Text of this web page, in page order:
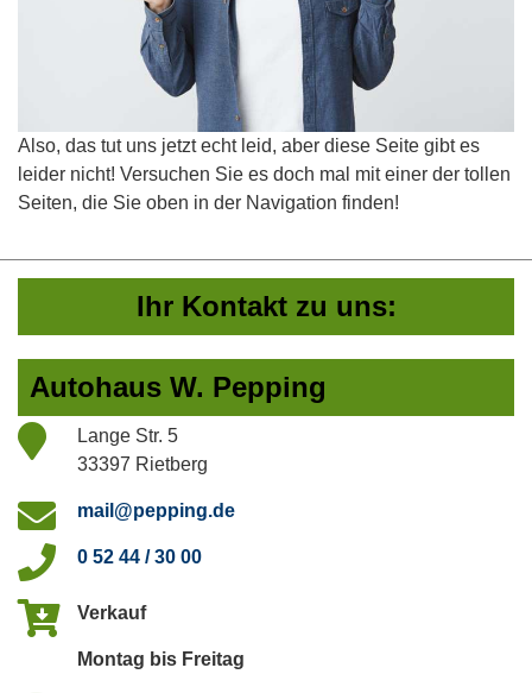
Also, das tut uns jetzt echt leid, aber diese Seite gibt es
leider nicht! Versuchen Sie es doch mal mit einer der tollen
Seiten, die Sie oben in der Navigation finden!
Ihr Kontakt zu uns:
Autohaus W. Pepping
Lange Str. 5
33397 Rietberg
mail@pepping.de
0 52 44 / 30 00
Verkauf
Montag bis Freitag